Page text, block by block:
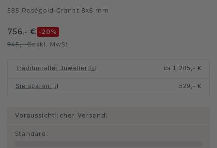
585 Roségold Granat 8x6 mm
756,- € -20 %
945,- €exkl. MwSt
Traditioneller Juwelier : ca. 1.285,- €
Sie sparen : 529,- €
Voraussichtlicher Versand:
Standard :